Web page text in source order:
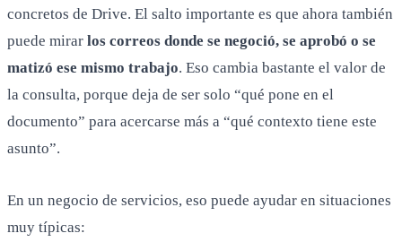
concretos de Drive. El salto importante es que ahora también
puede mirar los correos donde se negoció, se aprobó o se
matizó ese mismo trabajo. Eso cambia bastante el valor de
la consulta, porque deja de ser solo “qué pone en el
documento” para acercarse más a “qué contexto tiene este
asunto”.
En un negocio de servicios, eso puede ayudar en situaciones
muy típicas: